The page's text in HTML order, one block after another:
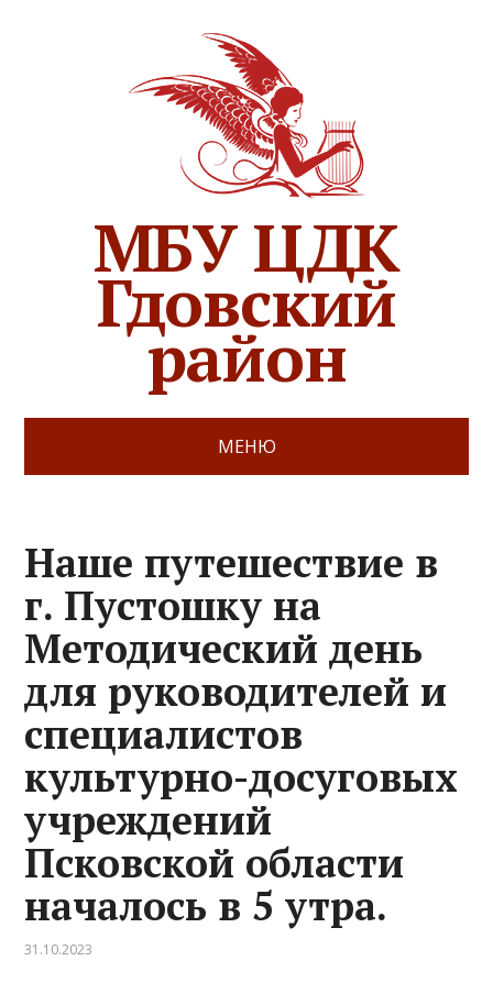
МБУ ЦДК
Гдовский
район
МЕНЮ
Наше путешествие в
г. Пустошку на
Методический день
для руководителей и
специалистов
культурно-досуговых
учреждений
Псковской области
началось в 5 утра.
31.10.2023